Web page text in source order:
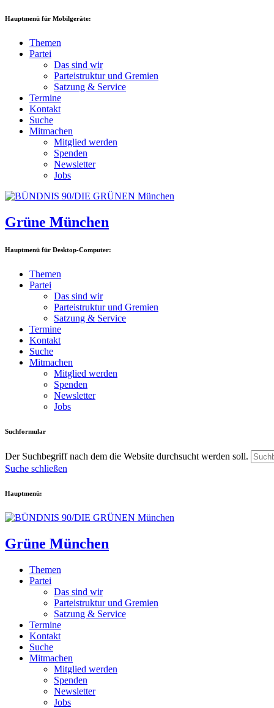
Hauptmenü für Mobilgeräte:
Themen
Partei
Das sind wir
Parteistruktur und Gremien
Satzung & Service
Termine
Kontakt
Suche
Mitmachen
Mitglied werden
Spenden
Newsletter
Jobs
Grüne München
Hauptmenü für Desktop-Computer:
Themen
Partei
Das sind wir
Parteistruktur und Gremien
Satzung & Service
Termine
Kontakt
Suche
Mitmachen
Mitglied werden
Spenden
Newsletter
Jobs
Suchformular
Der Suchbegriff nach dem die Website durchsucht werden soll.
Suche schließen
Hauptmenü:
Grüne München
Themen
Partei
Das sind wir
Parteistruktur und Gremien
Satzung & Service
Termine
Kontakt
Suche
Mitmachen
Mitglied werden
Spenden
Newsletter
Jobs